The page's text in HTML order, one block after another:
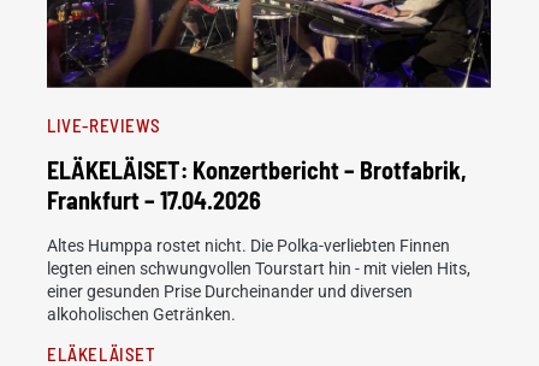
LIVE-REVIEWS
ELÄKELÄISET: Konzertbericht – Brotfabrik,
Frankfurt – 17.04.2026
Altes Humppa rostet nicht. Die Polka-verliebten Finnen
legten einen schwungvollen Tourstart hin - mit vielen Hits,
einer gesunden Prise Durcheinander und diversen
alkoholischen Getränken.
ELÄKELÄISET